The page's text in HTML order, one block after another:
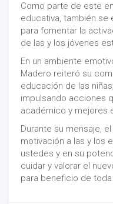
Como parte de este
educativa, también se
para fomentar la
de las y los jóvenes
En un ambiente
Madero reiteró su
educación de las
impulsando acciones
académico y mejores
Durante su mensaje,
motivación a las y los
ustedes y en su
cuidar y valorar el
para beneficio de